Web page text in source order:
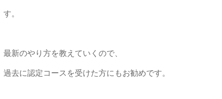
す。
最新のやり方を教えていくので、
過去に認定コースを受けた方にもお勧めです。